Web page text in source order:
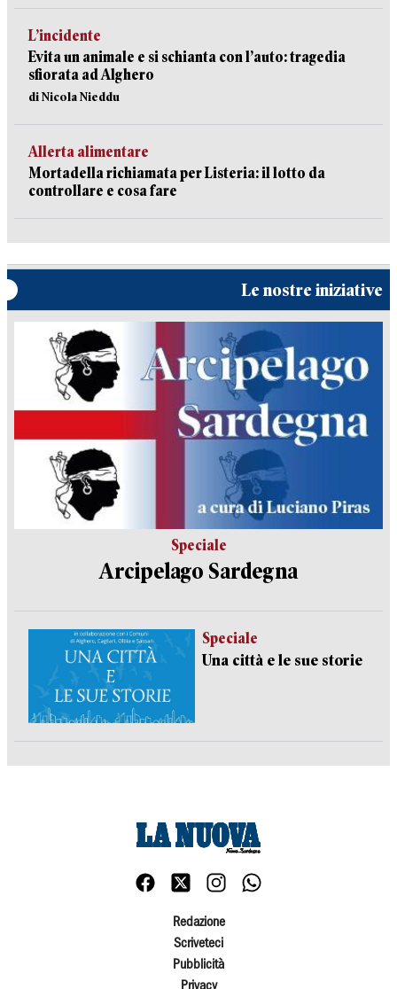
L’incidente
Evita un animale e si schianta con l’auto: tragedia
sfiorata ad Alghero
di Nicola Nieddu
Allerta alimentare
Mortadella richiamata per Listeria: il lotto da
controllare e cosa fare
Le nostre iniziative
Speciale
Arcipelago Sardegna
Speciale
Una città e le sue storie
Redazione
Scriveteci
Pubblicità
Privacy